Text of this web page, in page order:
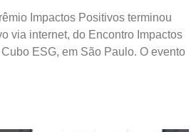
Impactos Positivos terminou
via internet, do Encontro Impactos
ESG, em São Paulo. O evento